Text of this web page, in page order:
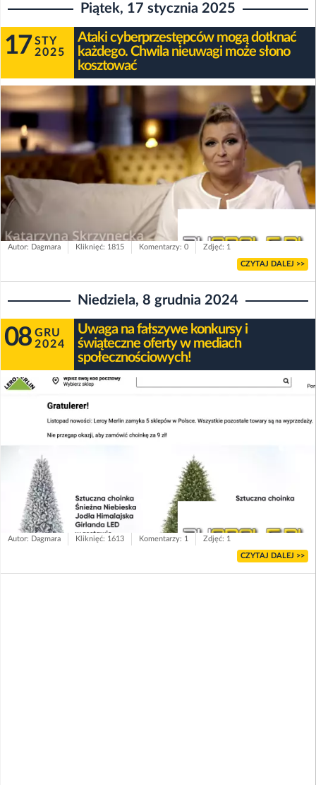
Piątek, 17 stycznia 2025
17 STY
2025
Ataki cyberprzestępców mogą dotknać
każdego. Chwila nieuwagi może słono
kosztować
Autor: Dagmara Kliknięć: 1815 Komentarzy: 0 Zdjęć: 1
CZYTAJ DALEJ >>
Niedziela, 8 grudnia 2024
08 GRU
2024
Uwaga na fałszywe konkursy i
świąteczne oferty w mediach
społecznościowych!
Autor: Dagmara Kliknięć: 1613 Komentarzy: 1 Zdjęć: 1
CZYTAJ DALEJ >>